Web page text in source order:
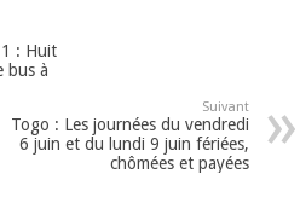
: Huit
bus à
Suivant
Togo : Les journées du vendredi
6 juin et du lundi 9 juin fériées,
chômées et payées